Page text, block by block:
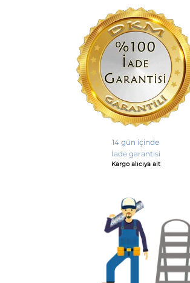
14 gün içinde
İade garantisi
Kargo alıcıya ait